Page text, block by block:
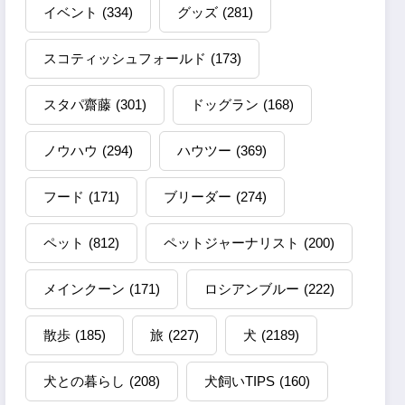
イベント (334) グッズ (281)
スコティッシュフォールド (173)
スタパ齋藤 (301) ドッグラン (168)
ノウハウ (294) ハウツー (369)
フード (171) ブリーダー (274)
ペット (812) ペットジャーナリスト (200)
メインクーン (171) ロシアンブルー (222)
散歩 (185) 旅 (227) 犬 (2189)
犬との暮らし (208) 犬飼いTIPS (160)